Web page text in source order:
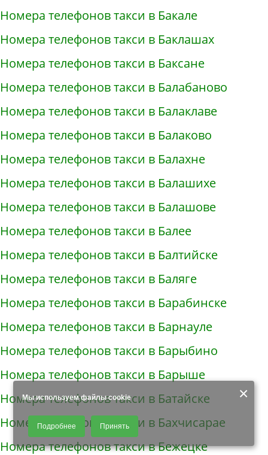
×
Мы используем файлы cookie
Продолжая использовать наш сайт, Вы даете согласие на обработку
файлов - COOKIES, пользовательских данных (файлы-cookies, IP-адрес,
данные об идентификаторе браузера, дата и время осуществления
доступа к сайту, история поисковых запросов) для сбора аналитической и
Подробнее Принять
Номера телефонов такси в Бакале
Номера телефонов такси в Баклашах
Номера телефонов такси в Баксане
Номера телефонов такси в Балабаново
Номера телефонов такси в Балаклаве
Номера телефонов такси в Балаково
Номера телефонов такси в Балахне
Номера телефонов такси в Балашихе
Номера телефонов такси в Балашове
Номера телефонов такси в Балее
Номера телефонов такси в Балтийске
Номера телефонов такси в Баляге
Номера телефонов такси в Барабинске
Номера телефонов такси в Барнауле
Номера телефонов такси в Барыбино
Номера телефонов такси в Барыше
Номера телефонов такси в Батайске
Номера телефонов такси в Бахчисарае
Номера телефонов такси в Бежецке